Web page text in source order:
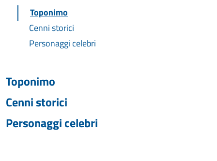
Toponimo
Cenni storici
Personaggi celebri
Toponimo
Cenni storici
Personaggi celebri